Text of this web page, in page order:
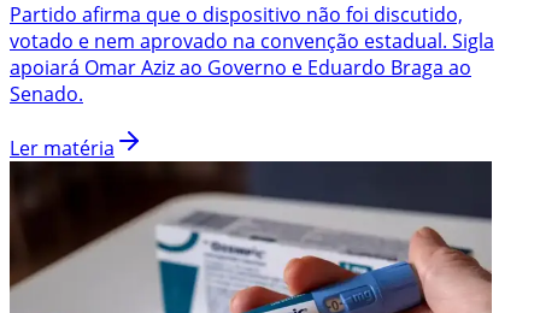
Partido afirma que o dispositivo não foi discutido,
votado e nem aprovado na convenção estadual. Sigla
apoiará Omar Aziz ao Governo e Eduardo Braga ao
Senado.
Ler matéria